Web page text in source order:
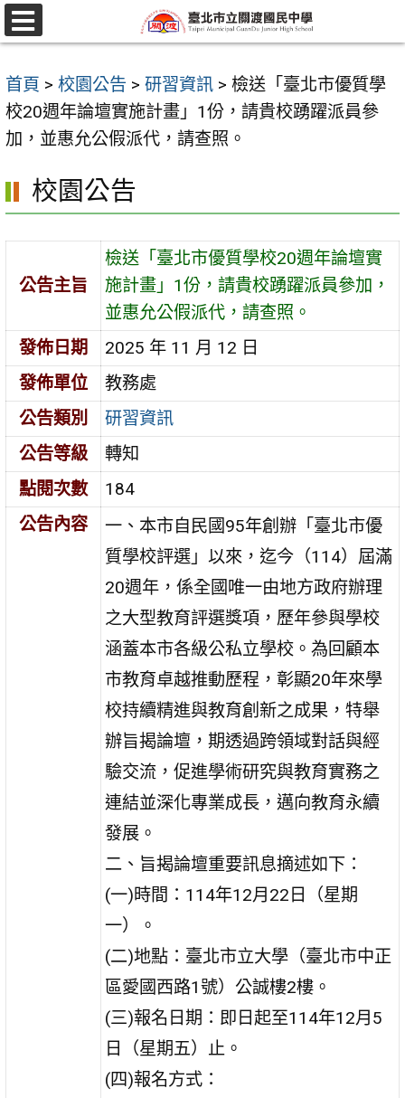
跳
至
要
內
容
選
單
首頁 > 校園公告 > 研習資訊 > 檢送「臺北市優質學
校20週年論壇實施計畫」1份，請貴校踴躍派員參
加，並惠允公假派代，請查照。
校園公告
公告主旨
檢送「臺北市優質學校20週年論壇實
施計畫」1份，請貴校踴躍派員參加，
並惠允公假派代，請查照。
發佈日期
2025 年 11 月 12 日
發佈單位
教務處
公告類別
研習資訊
公告等級
轉知
點閱次數
184
公告內容
一、本市自民國95年創辦「臺北市優
質學校評選」以來，迄今（114）屆滿
20週年，係全國唯一由地方政府辦理
之大型教育評選獎項，歷年參與學校
涵蓋本市各級公私立學校。為回顧本
市教育卓越推動歷程，彰顯20年來學
校持續精進與教育創新之成果，特舉
辦旨揭論壇，期透過跨領域對話與經
驗交流，促進學術研究與教育實務之
連結並深化專業成長，邁向教育永續
發展。
二、旨揭論壇重要訊息摘述如下：
(一)時間：114年12月22日（星期
一）。
(二)地點：臺北市立大學（臺北市中正
區愛國西路1號）公誠樓2樓。
(三)報名日期：即日起至114年12月5
日（星期五）止。
(四)報名方式：